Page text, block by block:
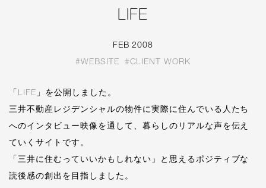
LIFE
FEB 2008
#WEBSITE #CLIENT WORK
「LIFE 」を公開しました。
三井不動産レジデンシャルの物件に実際に住んでいる人たち
へのインタビュー映像を通して、暮らしのリアルな声を伝え
ていくサイトです。
「三井に住むっていいかもしれない」と思えるポジティブな
読後感の創出を目指しました。